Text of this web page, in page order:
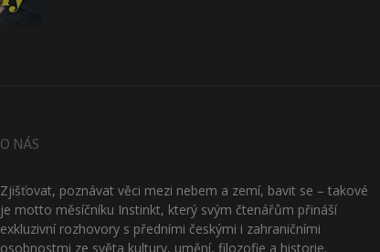
O NÁS
Zjišťovat, poznávat věci mezi nebem a zemí, bavit se – takové
je motto měsíčníku Instinkt, který svým čtenářům přináší
exkluzivní rozhovory s předními českými i zahraničními
osobnostmi ze světa kultury, umění, filozofie a historie.